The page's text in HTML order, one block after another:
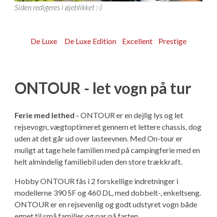
Adria Aviva
Adria Altea
Adria Action
Adria Adora
Adria Alpina
Eriba Touring
Fendt Campingvogne
Fendt Apero
Fendt Bianco Selection / Activ
Fendt Tendenza
Fendt Diamant
Hobby Campingvogne
Hobby Campingvogne
Hobby On-tour
Hobby De Luxe
Hobby Excellent
Hobby De Luxe - DK-line
Tabbert Campingvogne
T@b Campingvogne
----------------------------------
Adria Autocamper
Adria Supersonic
Adria Sonic
Adria Matrix
Adria Coral XL
Adria Campervans
Adria Campervans
Adria Twin Sports van
Adria Twin Supreme
Adria Twin
Service og eftersyn
Serviceaftaler
Guides - før værkstedsbesøg
Montering af ekstraudstyr i campingvognen
Ekstraudstyr
Ledige stillinger
Information
Offentlig virksomhed - sådan handler du i
shoppen
Campingplads - levering af varer
Pintrip - overnatning for autocampere
KG Camping Historie
Mortens Campingtips
Nyheder
Gaveideer til campisten
Siden redigeres i øjeblikket :-)
De Luxe De Luxe Edition Excellent Prestige
ONTOUR - let vogn på tur
Ferie med lethed - ONTOUR er en dejlig lys og let
rejsevogn, vægtoptimeret gennem et lettere chassis, dog
uden at det går ud over lasteevnen. Med On-tour er
muligt at tage hele familien med på campingferie med en
helt almindelig familiebil uden den store trækkraft.
Hobby ONTOUR fås i 2 forskellige indretninger i
modellerne 390 SF og 460 DL, med dobbelt-, enkeltseng.
ONTOUR er en rejsevenlig og godt udstyret vogn både